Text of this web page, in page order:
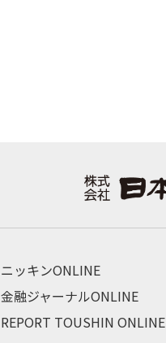
ニッキンONLINE
金融ジャーナルONLINE
REPORT TOUSHIN ONLINE